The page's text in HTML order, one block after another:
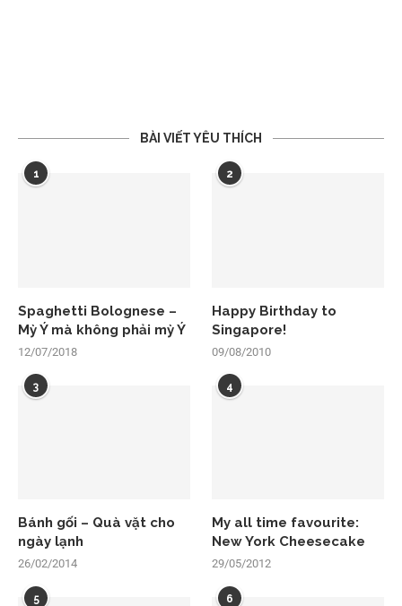
BÀI VIẾT YÊU THÍCH
1
Spaghetti Bolognese –
Mỳ Ý mà không phải mỳ Ý
12/07/2018
2
Happy Birthday to
Singapore!
09/08/2010
3
Bánh gối – Quà vặt cho
ngày lạnh
26/02/2014
4
My all time favourite:
New York Cheesecake
29/05/2012
5 6